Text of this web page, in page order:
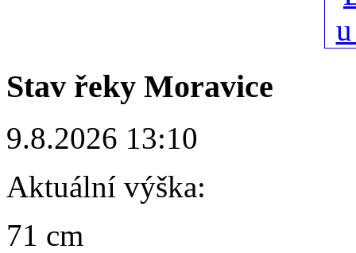
Stav řeky Moravice
9.8.2026 13:10
Aktuální výška:
71 cm